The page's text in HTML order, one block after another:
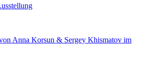
Anna Korsun & Sergey Khismatov im